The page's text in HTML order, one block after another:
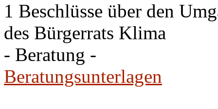
1 Beschlüsse über den
des Bürgerrats Klima
- Beratung -
Beratungsunterlagen